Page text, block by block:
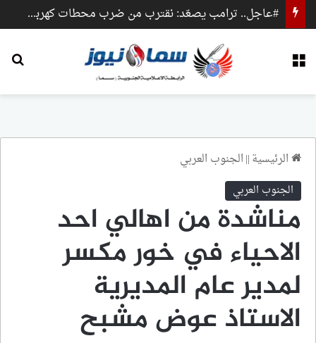
#عاجل.. ترامب يصعّد: نقترب من ضرب محطات كهرباء وجسور داخل إيران
الرئيسية||الجنوب العربي
الجنوب العربي
مناشدة من اهالي احد
الاحياء في خور مكسر
لمدير عام المديرية
الاستاذ عوض مشبح